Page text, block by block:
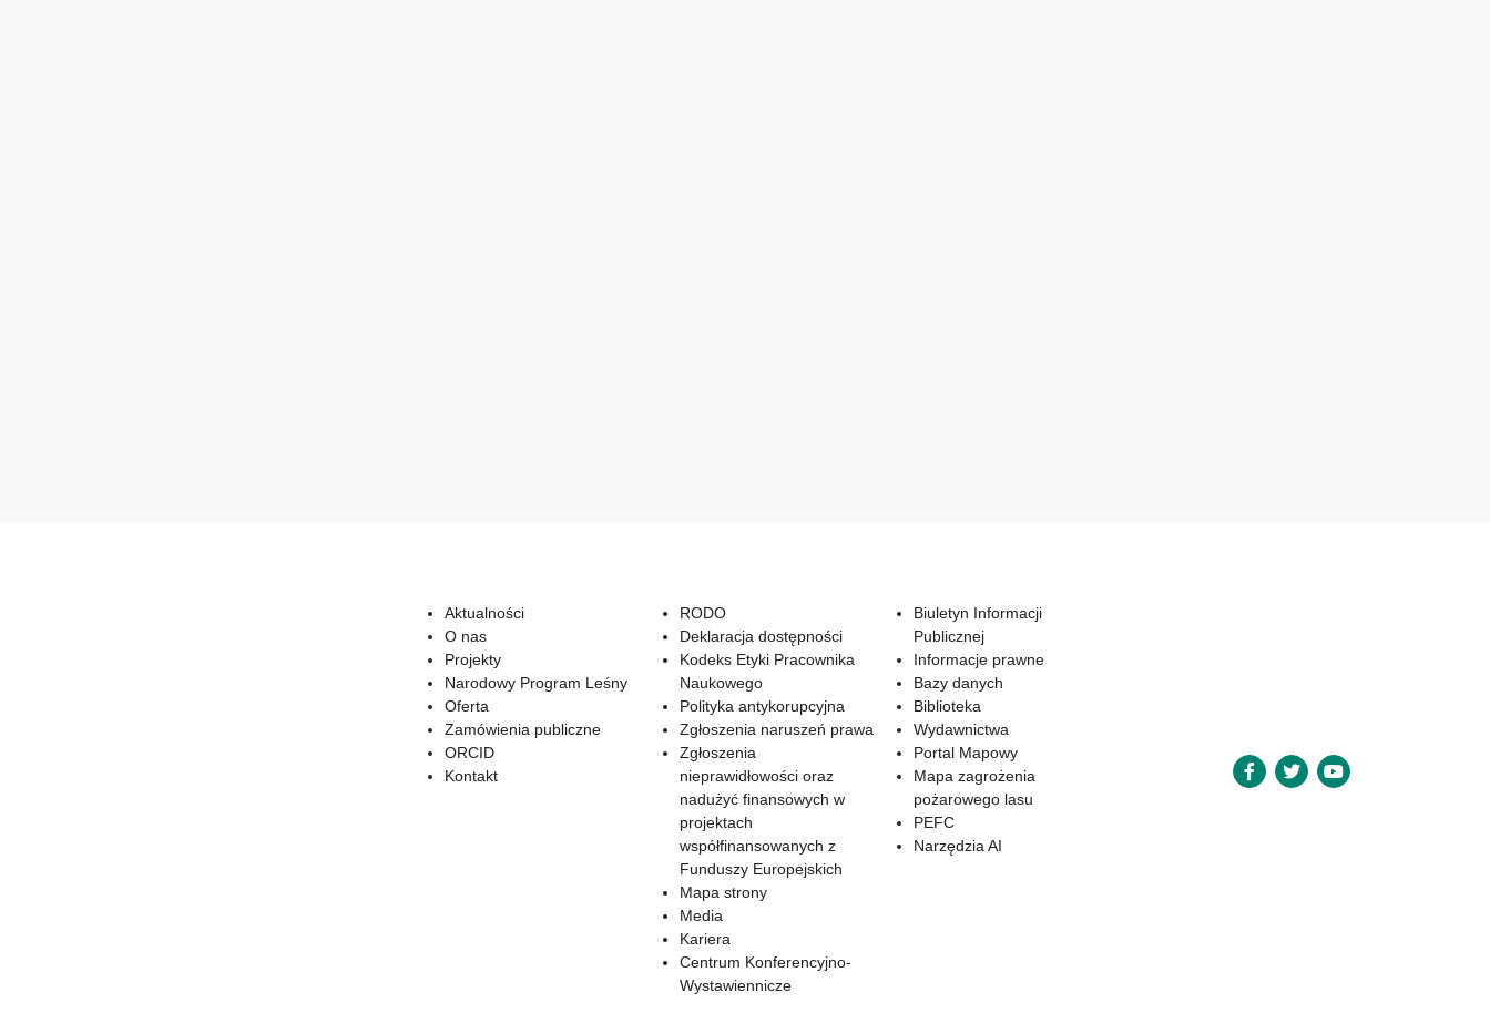
Aktualności
O nas
Projekty
Narodowy Program Leśny
Oferta
Zamówienia publiczne
ORCID
Kontakt
RODO
Deklaracja dostępności
Kodeks Etyki Pracownika
Naukowego
Polityka antykorupcyjna
Zgłoszenia naruszeń prawa
Zgłoszenia
nieprawidłowości oraz
nadużyć finansowych w
projektach
współfinansowanych z
Funduszy Europejskich
Mapa strony
Media
Kariera
Centrum Konferencyjno-
Wystawiennicze
Biuletyn Informacji
Publicznej
Informacje prawne
Bazy danych
Biblioteka
Wydawnictwa
Portal Mapowy
Mapa zagrożenia
pożarowego lasu
PEFC
Narzędzia AI